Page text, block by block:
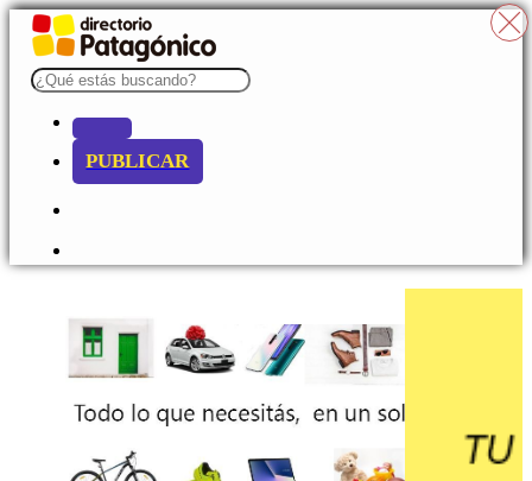
PUBLICAR